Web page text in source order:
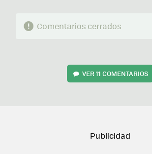
Comentarios cerrados
VER 11 COMENTARIOS